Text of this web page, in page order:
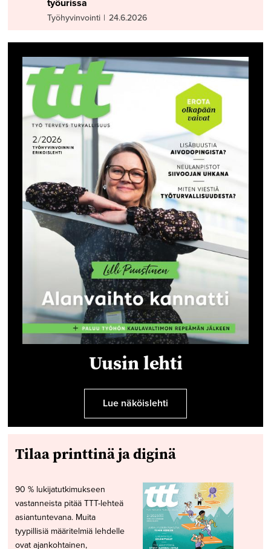
työurissa
Työhyvinvointi | 24.6.2026
Uusin lehti
Lue näköislehti
Tilaa printtinä ja diginä
90 % lukijatutkimukseen
vastanneista pitää TTT-lehteä
asiantuntevana. Muita
tyypillisiä määritelmiä lehdelle
ovat ajankohtainen,